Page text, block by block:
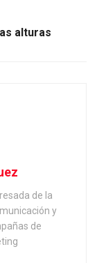
alturas
de la
y
de